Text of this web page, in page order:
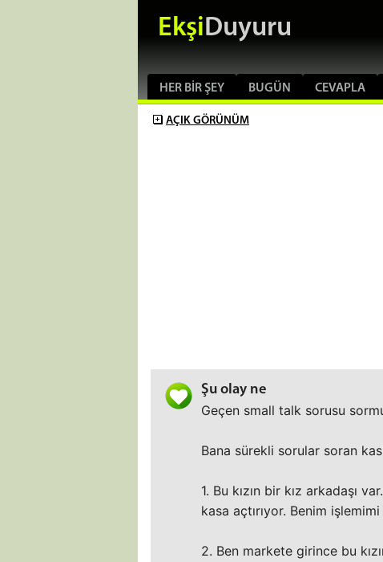
EkşiDuyuru
HER BIR ŞEY BUGÜN CEVAPLA
AÇIK GÖRÜNÜM
Şu olay ne
Geçen small talk sorusu
Bana sürekli sorular soran
1. Bu kızın bir kız arkadaşı
kasa açtırıyor. Benim işlemimi
2. Ben markete girince bu